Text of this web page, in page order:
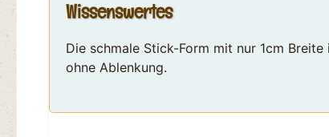
Wissenswertes
Die schmale Stick-Form mit nur 1cm
ohne Ablenkung.